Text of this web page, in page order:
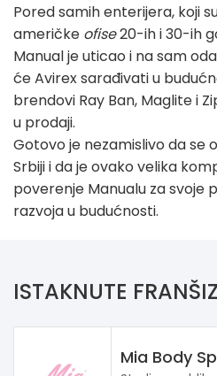
Pored samih enterijera, koji
američke ofise20-ih i 30-ih
Manual je uticao i na sam
će Avirex sarađivati u
brendovi Ray Ban, Maglite i
u prodaji.
Gotovo je nezamislivo da se
Srbiji i da je ovako velika
poverenje Manualu za svoje
razvoja u budućnosti.
ISTAKNUTE
Mia Body